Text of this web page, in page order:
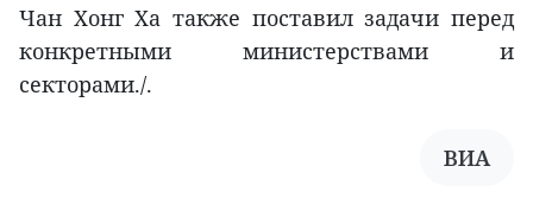
Чан Хонг Ха также поставил задачи перед
конкретными министерствами и
секторами./.
ВИА